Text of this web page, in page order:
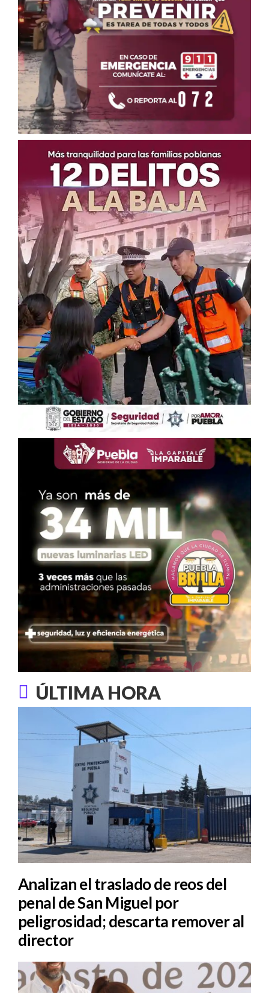
ÚLTIMA HORA
Analizan el traslado de reos del
penal de San Miguel por
peligrosidad; descarta remover al
director